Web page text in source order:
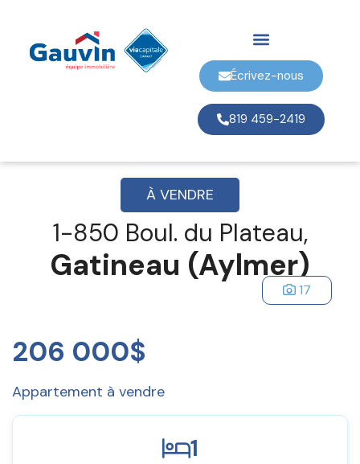
Écrivez-nous
819 459-2419
À VENDRE
1-850 Boul. du Plateau,
Gatineau (Aylmer)
17
206 000$
Appartement à vendre
1